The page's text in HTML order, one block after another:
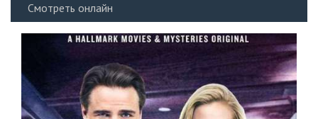
Смотреть онлайн